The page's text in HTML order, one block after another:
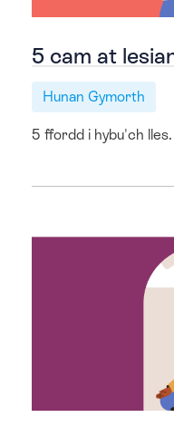
5 cam at
Hunan Gymorth
5 ffordd i hybu'ch lles.